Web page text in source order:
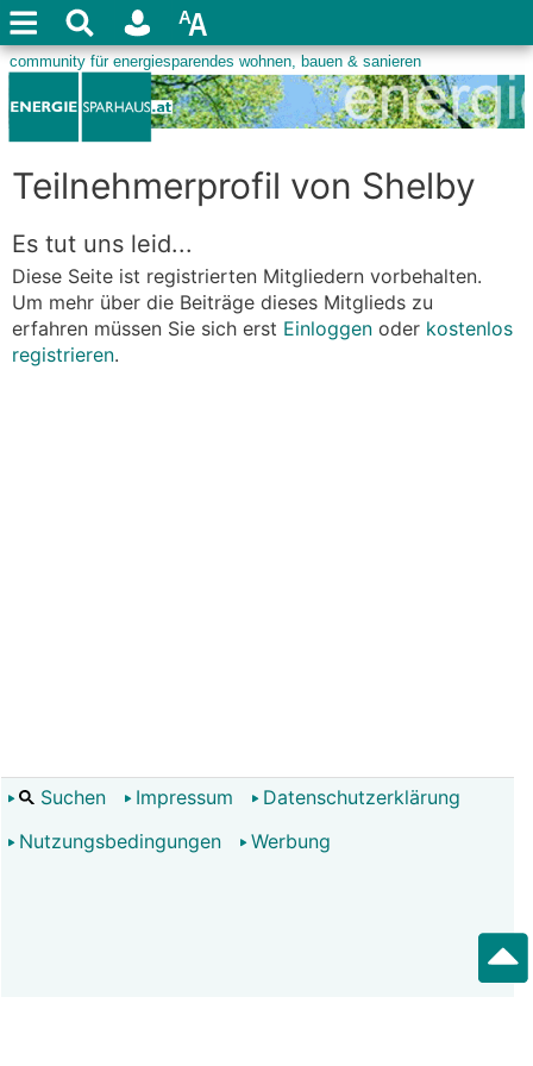
Teilnehmerprofil von Shelby
Es tut uns leid...
Diese Seite ist registrierten Mitgliedern vorbehalten.
Um mehr über die Beiträge dieses Mitglieds zu
erfahren müssen Sie sich erst Einloggen oder kostenlos
registrieren.
Suchen Impressum
Datenschutzerklärung
Nutzungsbedingungen
Werbung